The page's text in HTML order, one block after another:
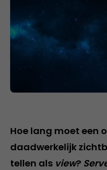
Hoe lang moet een
daadwerkelijk
tellen als view?